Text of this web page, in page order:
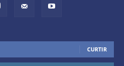
CURTIR